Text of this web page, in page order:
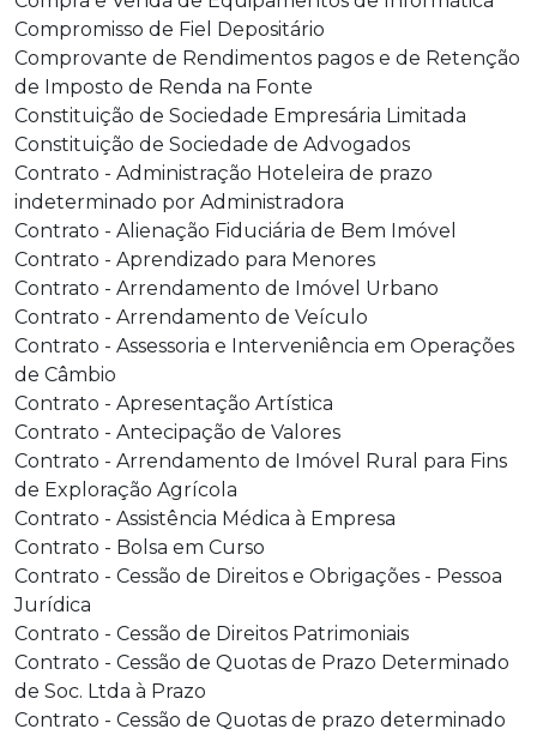
Compromisso de Fiel Depositário
Comprovante de Rendimentos pagos e de Retenção
de Imposto de Renda na Fonte
Constituição de Sociedade Empresária Limitada
Constituição de Sociedade de Advogados
Contrato - Administração Hoteleira de prazo
indeterminado por Administradora
Contrato - Alienação Fiduciária de Bem Imóvel
Contrato - Aprendizado para Menores
Contrato - Arrendamento de Imóvel Urbano
Contrato - Arrendamento de Veículo
Contrato - Assessoria e Interveniência em Operações
de Câmbio
Contrato - Apresentação Artística
Contrato - Antecipação de Valores
Contrato - Arrendamento de Imóvel Rural para Fins
de Exploração Agrícola
Contrato - Assistência Médica à Empresa
Contrato - Bolsa em Curso
Contrato - Cessão de Direitos e Obrigações - Pessoa
Jurídica
Contrato - Cessão de Direitos Patrimoniais
Contrato - Cessão de Quotas de Prazo Determinado
de Soc. Ltda à Prazo
Contrato - Cessão de Quotas de prazo determinado